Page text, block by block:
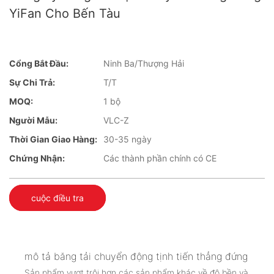
YiFan Cho Bến Tàu
Cổng Bắt Đầu:
Ninh Ba/Thượng Hải
Sự Chi Trả:
T/T
MOQ:
1 bộ
Người Mẫu:
VLC-Z
Thời Gian Giao Hàng:
30-35 ngày
Chứng Nhận:
Các thành phần chính có CE
cuộc điều tra
mô tả băng tải chuyển động tịnh tiến thẳng đứng